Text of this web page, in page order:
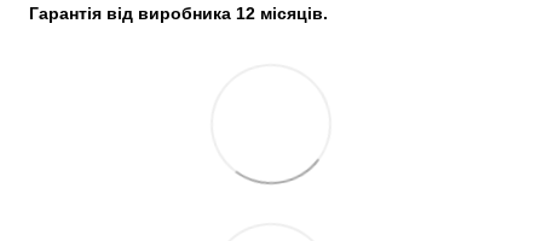
Гарантія від виробника 12 місяців.